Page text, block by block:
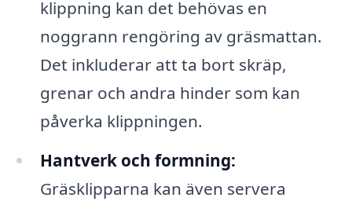
klippning kan det behövas en
noggrann rengöring av gräsmattan.
Det inkluderar att ta bort skräp,
grenar och andra hinder som kan
påverka klippningen.
Hantverk och formning:
Gräsklipparna kan även servera